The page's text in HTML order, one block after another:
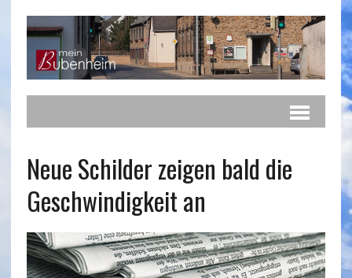
Neue Schilder zeigen bald die
Geschwindigkeit an